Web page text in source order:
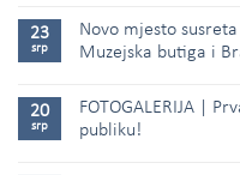
23
srp
Novo mjesto
Muzejska butiga i
20
srp
FOTOGALERIJA |
publiku!